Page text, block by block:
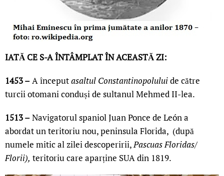
IATĂ CE S-A ÎNTÂMPLAT ÎN ACEASTĂ ZI:
1453 –A începutasaltul Constantinopoluluide către
turcii otomani conduși de sultanul Mehmed II-lea.
1513 –Navigatorul spaniol Juan Ponce de León a
abordat un teritoriu nou, peninsula Florida, (după
numele mitic al zilei descoperirii,Pascuas Floridas/
Florii), teritoriucare aparține SUA din 1819.